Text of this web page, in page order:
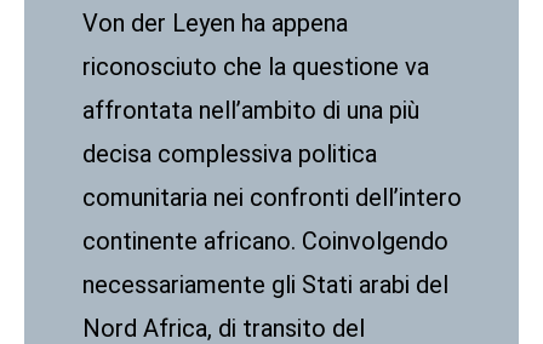
Von der Leyen ha appena
riconosciuto che la questione va
affrontata nell’ambito di una più
decisa complessiva politica
comunitaria nei confronti dell’intero
continente africano. Coinvolgendo
necessariamente gli Stati arabi del
Nord Africa, di transito del